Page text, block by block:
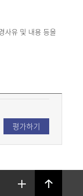
사유 및 내용 등을
평가하기
상단으로